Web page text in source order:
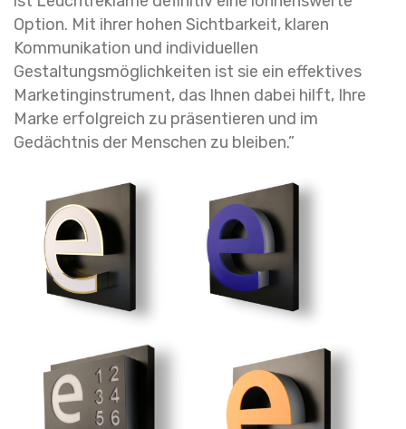
Option. Mit ihrer hohen Sichtbarkeit, klaren
Kommunikation und individuellen
Gestaltungsmöglichkeiten ist sie ein effektives
Marketinginstrument, das Ihnen dabei hilft, Ihre
Marke erfolgreich zu präsentieren und im
Gedächtnis der Menschen zu bleiben.”